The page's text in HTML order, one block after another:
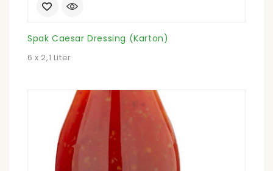
Spak Caesar Dressing (Karton)
6 x 2,1 Liter